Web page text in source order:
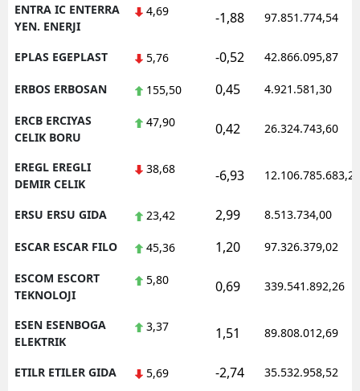
ENTRA IC ENTERRA
YEN. ENERJI
4,69 -1,88 97.851.774,54
EPLAS EGEPLAST 5,76 -0,52 42.866.095,87
ERBOS ERBOSAN 155,50 0,45 4.921.581,30
ERCB ERCIYAS
CELIK BORU
47,90 0,42 26.324.743,60
EREGL EREGLI
DEMIR CELIK
38,68 -6,93 12.106.785.683,20
ERSU ERSU GIDA 23,42 2,99 8.513.734,00
ESCAR ESCAR FILO 45,36 1,20 97.326.379,02
ESCOM ESCORT
TEKNOLOJI
5,80 0,69 339.541.892,26
ESEN ESENBOGA
ELEKTRIK
3,37 1,51 89.808.012,69
ETILR ETILER GIDA 5,69 -2,74 35.532.958,52